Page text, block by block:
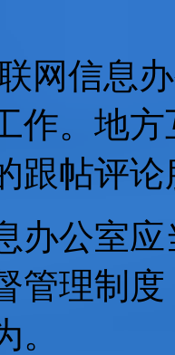
网信息
作。地
跟帖评
办公室
管理制